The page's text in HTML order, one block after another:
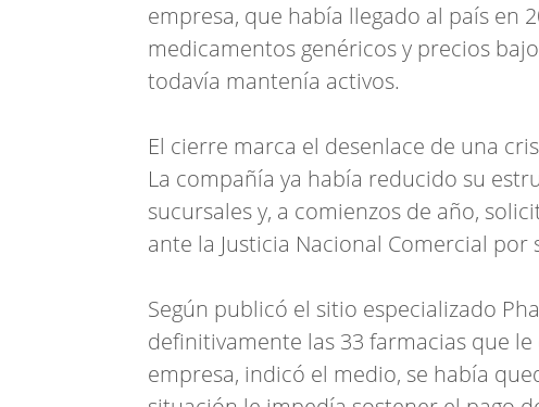
empresa, que había llegado al país en
medicamentos genéricos y precios
todavía mantenía activos.
El cierre marca el desenlace de una
La compañía ya había reducido su
sucursales y, a comienzos de año,
ante la Justicia Nacional Comercial por
Según publicó el sitio especializado
definitivamente las 33 farmacias que
empresa, indicó el medio, se había